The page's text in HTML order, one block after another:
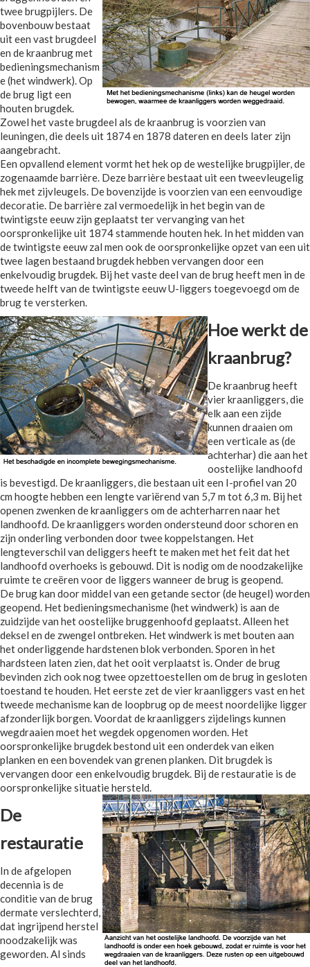
twee brugpijlers. De
bovenbouw bestaat
uit een vast brugdeel
en de kraanbrug met
bedieningsmechanism
e (het windwerk). Op
de brug ligt een
houten brugdek.
Zowel het vaste brugdeel als de kraanbrug is voorzien van
leuningen, die deels uit 1874 en 1878 dateren en deels later zijn
aangebracht.
Een opvallend element vormt het hek op de westelijke brugpijler, de
zogenaamde barrière. Deze barrière bestaat uit een tweevleugelig
hek met zijvleugels. De bovenzijde is voorzien van een eenvoudige
decoratie. De barrière zal vermoedelijk in het begin van de
twintigste eeuw zijn geplaatst ter vervanging van het
oorspronkelijke uit 1874 stammende houten hek. In het midden van
de twintigste eeuw zal men ook de oorspronkelijke opzet van een uit
twee lagen bestaand brugdek hebben vervangen door een
enkelvoudig brugdek. Bij het vaste deel van de brug heeft men in de
tweede helft van de twintigste eeuw U-liggers toegevoegd om de
brug te versterken.
Hoe werkt de
kraanbrug?
De kraanbrug heeft
vier kraanliggers, die
elk aan een zijde
kunnen draaien om
een verticale as (de
achterhar) die aan het
oostelijke landhoofd
is bevestigd. De kraanliggers, die bestaan uit een I-profiel van 20
cm hoogte hebben een lengte variërend van 5,7 m tot 6,3 m. Bij het
openen zwenken de kraanliggers om de achterharren naar het
landhoofd. De kraanliggers worden ondersteund door schoren en
zijn onderling verbonden door twee koppelstangen. Het
lengteverschil van deliggers heeft te maken met het feit dat het
landhoofd overhoeks is gebouwd. Dit is nodig om de noodzakelijke
ruimte te creëren voor de liggers wanneer de brug is geopend.
De brug kan door middel van een getande sector (de heugel) worden
geopend. Het bedieningsmechanisme (het windwerk) is aan de
zuidzijde van het oostelijke bruggenhoofd geplaatst. Alleen het
deksel en de zwengel ontbreken. Het windwerk is met bouten aan
het onderliggende hardstenen blok verbonden. Sporen in het
hardsteen laten zien, dat het ooit verplaatst is. Onder de brug
bevinden zich ook nog twee opzettoestellen om de brug in gesloten
toestand te houden. Het eerste zet de vier kraanliggers vast en het
tweede mechanisme kan de loopbrug op de meest noordelijke ligger
afzonderlijk borgen. Voordat de kraanliggers zijdelings kunnen
wegdraaien moet het wegdek opgenomen worden. Het
oorspronkelijke brugdek bestond uit een onderdek van eiken
planken en een bovendek van grenen planken. Dit brugdek is
vervangen door een enkelvoudig brugdek. Bij de restauratie is de
oorspronkelijke situatie hersteld.
De
restauratie
In de afgelopen
decennia is de
conditie van de brug
dermate verslechterd,
dat ingrijpend herstel
noodzakelijk was
geworden. Al sinds